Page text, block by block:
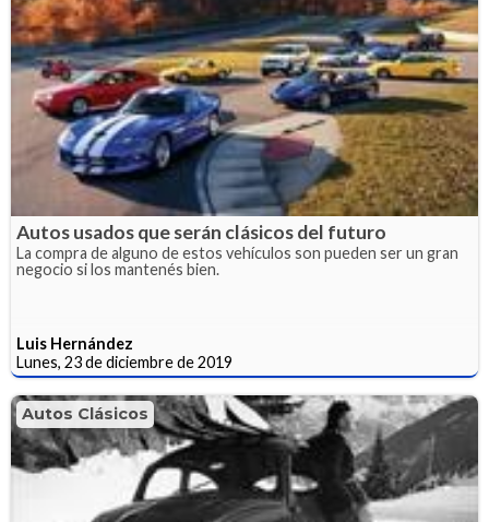
Autos usados que serán clásicos del futuro
La compra de alguno de estos vehículos son pueden ser un gran
negocio si los mantenés bien.
Luis Hernández
Lunes, 23 de diciembre de 2019
Autos Clásicos